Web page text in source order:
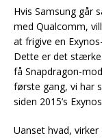
Hvis Samsung går
med Qualcomm,
at frigive en
Dette er det
få Snapdragon-
første gang, vi har
siden 2015’s
Uanset hvad,